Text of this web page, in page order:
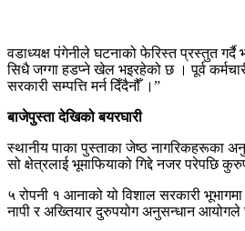
वडाध्यक्ष पंगेनीले घटनाको फेरिस्त प्रस्तुत
सिधै जग्गा हडप्ने खेल भइरहेको छ । पूर्व
सरकारी सम्पत्ति मर्न दिँदैनौँ ।”
बाजेपुस्ता देखिको बयरघारी
स्थानीय पाका पुस्ताका जेष्ठ नागरिकहरूका
सो क्षेत्रलाई भूमाफियाको गिद्दे नजर परेपछि
५ रोपनी १ आनाको यो विशाल सरकारी
नापी र अख्तियार दुरुपयोग अनुसन्धान आयोगले